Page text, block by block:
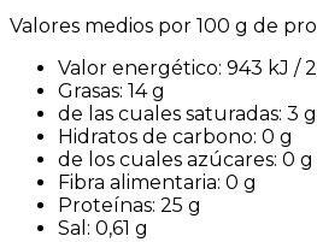
Valores medios por 100 g de
Valor energético: 943 kJ /
Grasas: 14 g
de las cuales saturadas: 3 g
Hidratos de carbono: 0 g
de los cuales azúcares: 0 g
Fibra alimentaria: 0 g
Proteínas: 25 g
Sal: 0,61 g